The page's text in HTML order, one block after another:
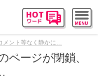
メント等なく静かに…
ページが閉鎖、